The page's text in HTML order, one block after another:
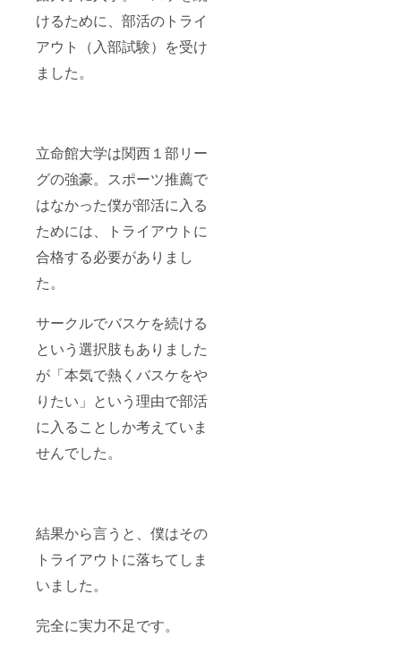
けるために、部活のトライ
アウト（入部試験）を受け
ました。
立命館大学は関西１部リー
グの強豪。スポーツ推薦で
はなかった僕が部活に入る
ためには、トライアウトに
合格する必要がありまし
た。
サークルでバスケを続ける
という選択肢もありました
が「本気で熱くバスケをや
りたい」という理由で部活
に入ることしか考えていま
せんでした。
結果から言うと、僕はその
トライアウトに落ちてしま
いました。
完全に実力不足です。